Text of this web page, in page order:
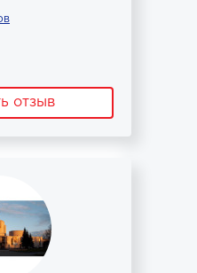
отзыв